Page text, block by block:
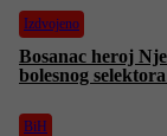
Izdvojeno
Bosanac heroj
bolesnog
BiH